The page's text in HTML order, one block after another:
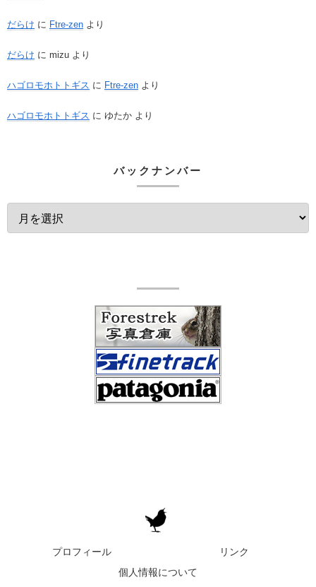
だらけ に Ftre-zen より
だらけ に mizu より
ハゴロモホトトギス に Ftre-zen より
ハゴロモホトトギス に ゆたか より
バックナンバー
プロフィール
リンク
個人情報について